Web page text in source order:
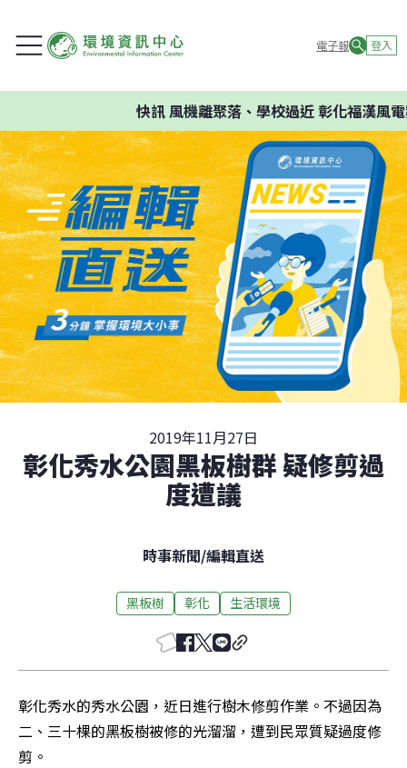
電子報 登入
快訊風機離聚落、學校過近 彰化福漢風電
2019年11月27日
彰化秀水公園黑板樹群 疑修剪過
度遭議
時事新聞/編輯直送
黑板樹 彰化 生活環境
彰化秀水的秀水公園，近日進行樹木修剪作業。不過因為
二、三十棵的黑板樹被修的光溜溜，遭到民眾質疑過度修
剪。